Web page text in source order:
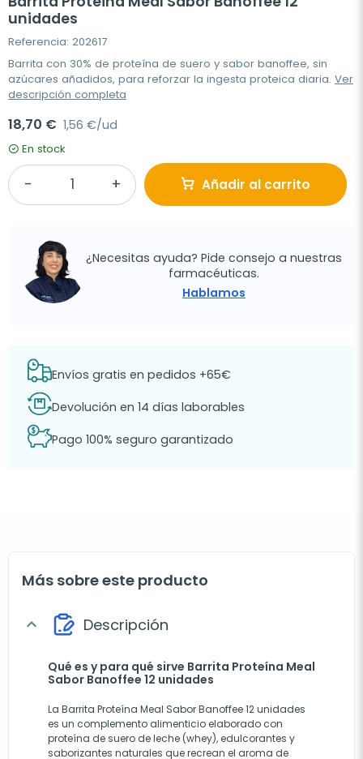
unidades
Referencia: 202617
Barrita con 30% de proteína de suero y sabor banoffee, sin
azúcares añadidos, para reforzar la ingesta proteica diaria. Ver
descripción completa
18,70 € 1,56 €/ud
En stock
Añadir al carrito
¿Necesitas ayuda? Pide consejo a nuestras
farmacéuticas.
Hablamos
Envíos gratis en pedidos +65€
Devolución en 14 días laborables
Pago 100% seguro garantizado
Más sobre este producto
expand_more Descripción
Qué es y para qué sirve Barrita Proteína Meal
Sabor Banoffee 12 unidades
La Barrita Proteína Meal Sabor Banoffee 12 unidades
es un complemento alimenticio elaborado con
proteína de suero de leche (whey), edulcorantes y
saborizantes naturales que recrean el aroma de